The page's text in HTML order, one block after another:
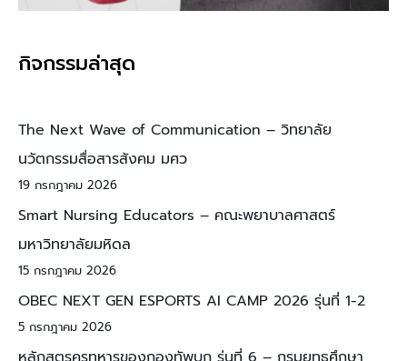
กิจกรรมล่าสุด
The Next Wave of Communication – วิทยาลัย
นวัตกรรมสื่อสารสังคม มศว
19 กรกฎาคม 2026
Smart Nursing Educators – คณะพยาบาลศาสตร์
มหาวิทยาลัยมหิดล
15 กรกฎาคม 2026
OBEC NEXT GEN ESPORTS AI CAMP 2026 รุ่นที่ 1-2
5 กรกฎาคม 2026